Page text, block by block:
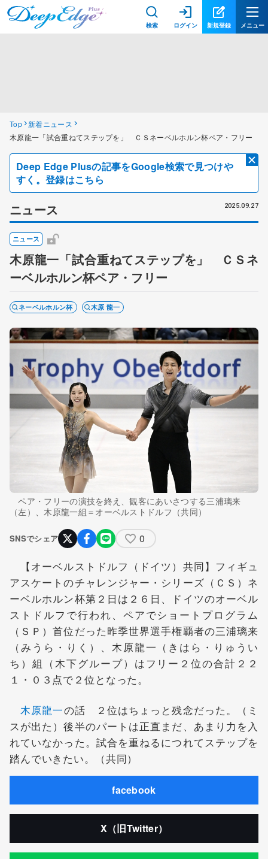
検索 ログイン 新規登録 メニュー
Top 新着ニュース
木原龍一「試合重ねてステップを」 ＣＳネーベルホルン杯ペア・フリー
Deep Edge Plusの記事をGoogle検索で見つけや
すく。登録はこちら
ニュース 2025.09.27
ニュース
木原龍一「試合重ねてステップを」 ＣＳネ
ーベルホルン杯ペア・フリー
ネーベルホルン杯 木原 龍一
ペア・フリーの演技を終え、観客にあいさつする三浦璃来
（左）、木原龍一組＝オーベルストドルフ（共同）
SNSでシェア 0
【オーベルストドルフ（ドイツ）共同】フィギュ
アスケートのチャレンジャー・シリーズ（ＣＳ）ネ
ーベルホルン杯第２日は２６日、ドイツのオーベル
ストドルフで行われ、ペアでショートプログラム
（ＳＰ）首位だった昨季世界選手権覇者の三浦璃来
（みうら・りく）、 木原龍一 （きはら・りゅうい
ち）組（木下グループ）はフリー２位の合計２２
１・０３点で２位となった。
木原龍一の話 ２位はちょっと残念だった。（ミ
スが出た）後半のパートは正直まだ、あまり力を入
れていなかった。試合を重ねるにつれてステップを
踏んでいきたい。（共同）
facebook
X（旧Twitter）